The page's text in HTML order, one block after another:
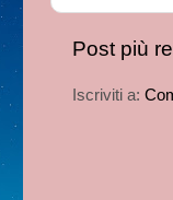
Post più
Iscriviti a: